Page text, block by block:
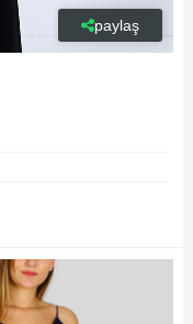
paylaş